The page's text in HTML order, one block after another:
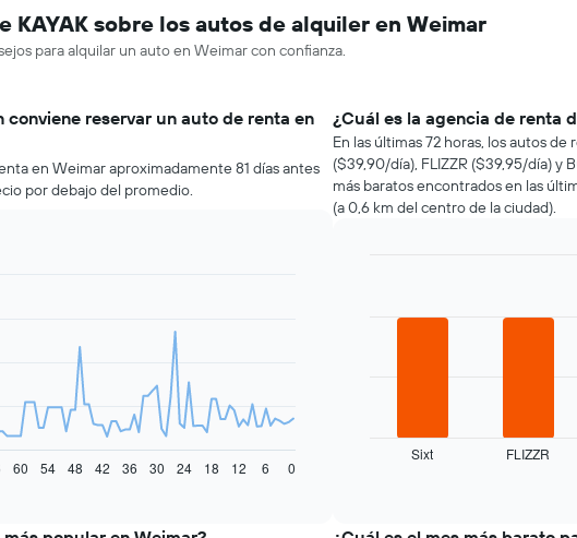
KAYAK sobre los autos de alquiler en Weimar
para alquilar un auto en Weimar con confianza.
reservar un auto de renta en
en Weimar aproximadamente 81 días antes
por debajo del promedio.
60 30 0
54 48 42 36 24 18 12 6
¿Cuál es la agencia de renta
En las últimas 72 horas, los autos
($39,90/día), FLIZZR ($39,95/día) y
más baratos encontrados en las
(a 0,6 km del centro de la ciudad).
gráfico
muestraSixt FLIZZR